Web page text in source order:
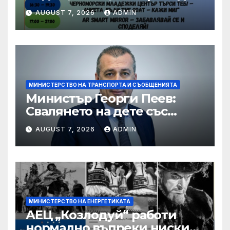
шестото издание на
фестивала OPEN
BUZLUDZHA
AUGUST 7, 2026 ADMIN
МИНИСТЕРСТВО НА ТРАНСПОРТА И СЪОБЩЕНИЯТА
Министър Георги Пеев:
Свалянето на дете със
специални потребности от
автобус не е морално и е
неприемливо
AUGUST 7, 2026 ADMIN
МИНИСТЕРСТВО НА ЕНЕРГЕТИКАТА
АЕЦ „Козлодуй“ работи